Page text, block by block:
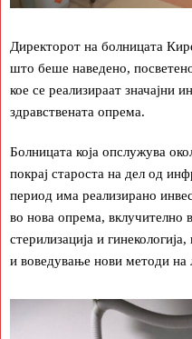
Директорот на болницата
што беше наведено,
кое се реализираат значајни
здравствената опрема.
Болницата која опслужува
покрај староста на дел од
период има реализирано
во нова опрема, вклучително
стерилизација и
и воведување нови методи на